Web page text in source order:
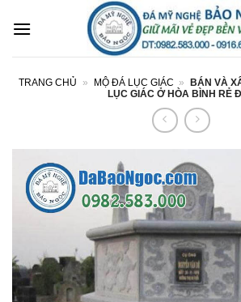
qua
TRANG CHỦ » MỘ ĐÁ LỤC GIÁC »
BÁN VÀ
LỤC GIÁC Ở HÒA BÌNH RẺ